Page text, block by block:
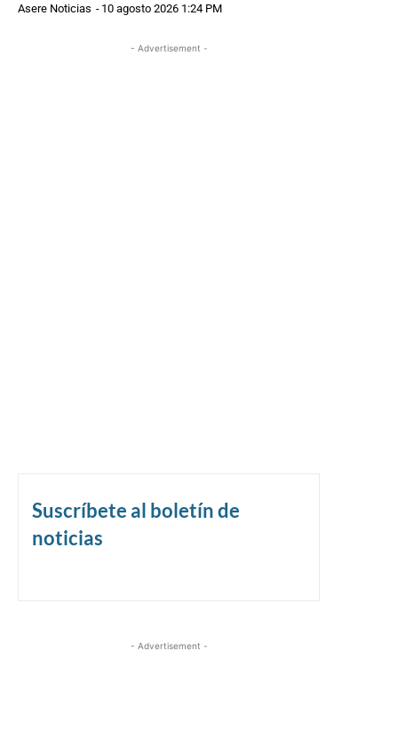
Asere Noticias - 10 agosto 2026 1:24 PM
- Advertisement -
Suscríbete al boletín de
noticias
- Advertisement -